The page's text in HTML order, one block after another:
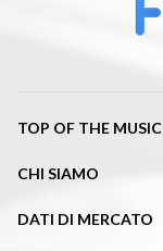
TOP OF THE MUSIC
CHI SIAMO
DATI DI MERCATO